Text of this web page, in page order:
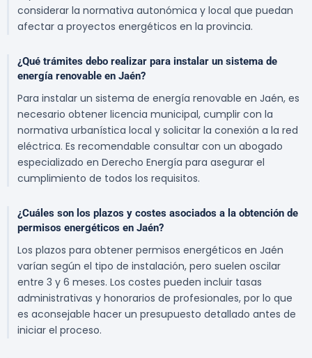
considerar la normativa autonómica y local que puedan
afectar a proyectos energéticos en la provincia.
¿Qué trámites debo realizar para instalar un sistema de
energía renovable en Jaén?
Para instalar un sistema de energía renovable en Jaén, es
necesario obtener licencia municipal, cumplir con la
normativa urbanística local y solicitar la conexión a la red
eléctrica. Es recomendable consultar con un abogado
especializado en Derecho Energía para asegurar el
cumplimiento de todos los requisitos.
¿Cuáles son los plazos y costes asociados a la obtención de
permisos energéticos en Jaén?
Los plazos para obtener permisos energéticos en Jaén
varían según el tipo de instalación, pero suelen oscilar
entre 3 y 6 meses. Los costes pueden incluir tasas
administrativas y honorarios de profesionales, por lo que
es aconsejable hacer un presupuesto detallado antes de
iniciar el proceso.